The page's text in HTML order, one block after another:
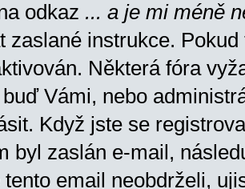
odkaz ... a je mi méně
zaslané instrukce.
Některá fóra
Vámi, nebo
Když jste se
byl zaslán e-mail,
tento email neobdrželi,